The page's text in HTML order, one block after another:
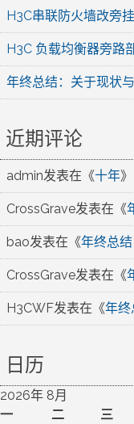
H3C串联防火墙改旁
H3C 负载均衡器旁路
年终总结：关于现状
近期评论
admin发表在《十年》
CrossGrave发表在《
bao发表在《年终总
CrossGrave发表在《
H3CWF发表在《年终
日历
2026年 8月
一
二 三